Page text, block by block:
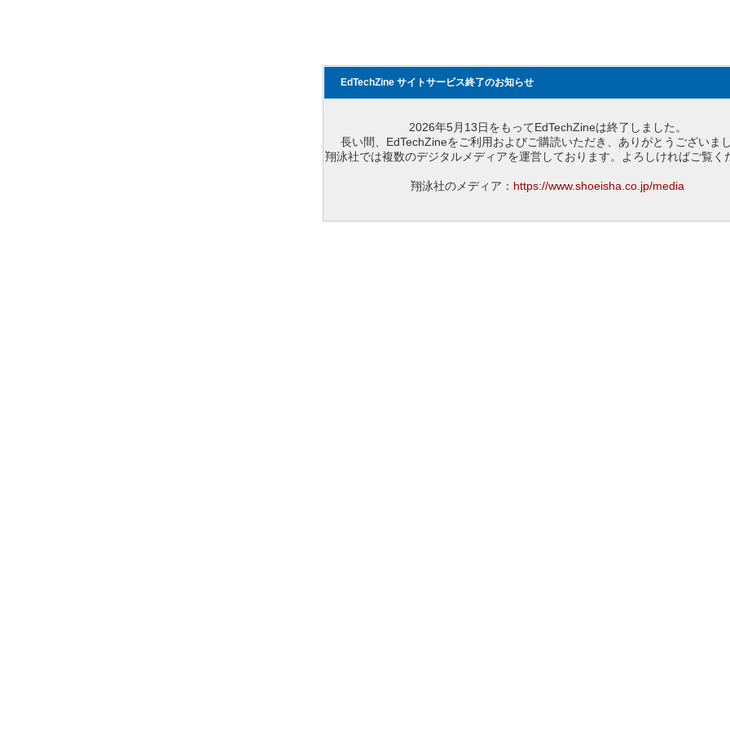
EdTechZine サイトサービス終了のお知らせ
2026年5月13日をもってEdTechZineは終了しました。
長い間、EdTechZineをご利用およびご購読いただき、ありがとうございまし
翔泳社では複数のデジタルメディアを運営しております。よろしければご覧く
翔泳社のメディア： https://www.shoeisha.co.jp/media